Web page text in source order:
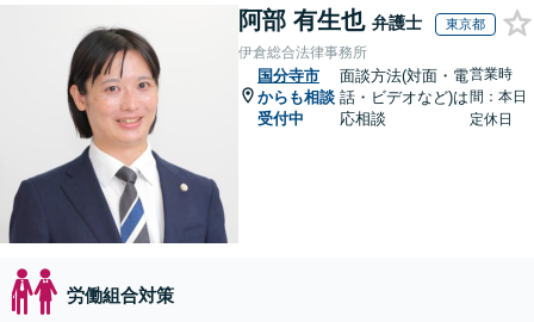
阿部 有生也 弁護士 東京都
伊倉総合法律事務所
国分寺市
からも相談
受付中
面談方法(対面・電
話・ビデオなど)は
応相談
営業時
間：本日
定休日
労働組合対策